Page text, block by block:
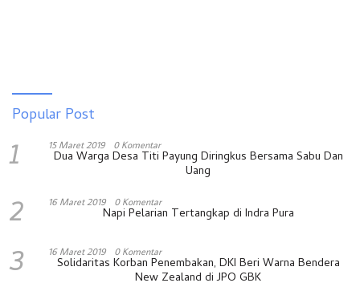
Popular Post
1 15 Maret 2019 0 Komentar
Dua Warga Desa Titi Payung Diringkus Bersama Sabu Dan
Uang
2 16 Maret 2019 0 Komentar
Napi Pelarian Tertangkap di Indra Pura
3 16 Maret 2019 0 Komentar
Solidaritas Korban Penembakan, DKI Beri Warna Bendera
New Zealand di JPO GBK